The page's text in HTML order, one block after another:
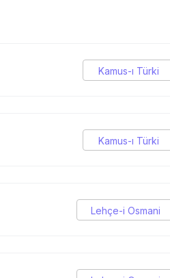
Kamus-ı Türki
Kamus-ı Türki
Lehçe-i Osmani